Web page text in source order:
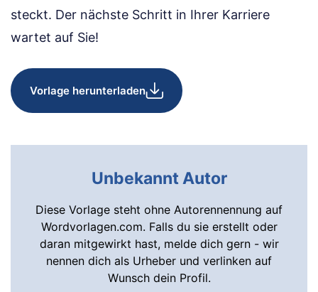
steckt. Der nächste Schritt in Ihrer Karriere
wartet auf Sie!
Vorlage herunterladen
Unbekannt Autor
Diese Vorlage steht ohne Autorennennung auf
Wordvorlagen.com. Falls du sie erstellt oder
daran mitgewirkt hast, melde dich gern - wir
nennen dich als Urheber und verlinken auf
Wunsch dein Profil.